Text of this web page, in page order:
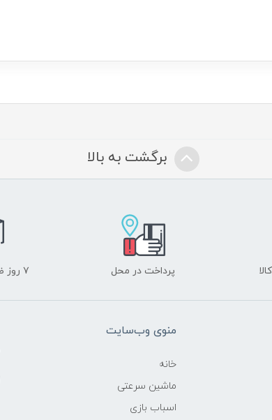
برگشت به بالا
پرداخت در محل ۷ روز ضمانت بازگشت
منوی وب‌سایت
خانه
ماشین سرعتی
اسباب بازی